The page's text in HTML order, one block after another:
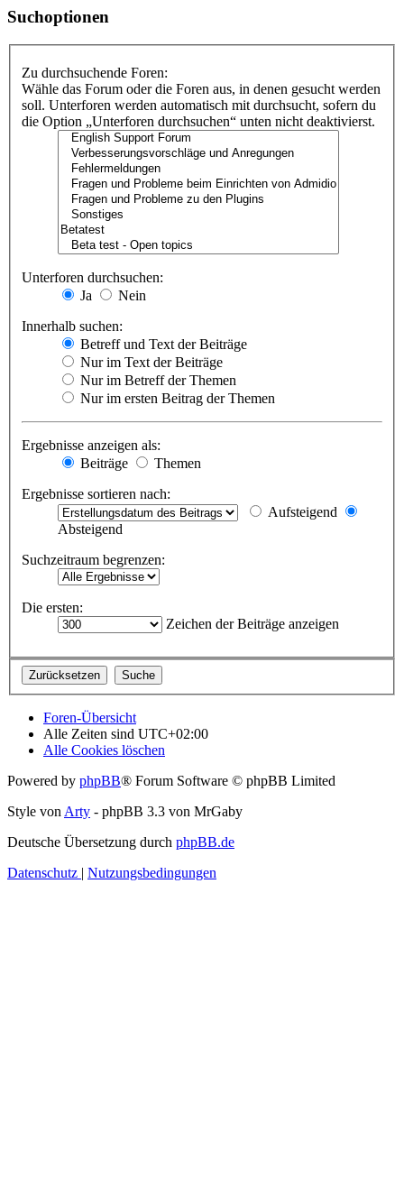
Suchoptionen
Zu durchsuchende Foren:
Wähle das Forum oder die Foren aus, in denen gesucht werden
soll. Unterforen werden automatisch mit durchsucht, sofern du
die Option „Unterforen durchsuchen“ unten nicht deaktivierst.
Unterforen durchsuchen:
Ja
Nein
Innerhalb suchen:
Betreff und Text der Beiträge
Nur im Text der Beiträge
Nur im Betreff der Themen
Nur im ersten Beitrag der Themen
Ergebnisse anzeigen als:
Beiträge
Themen
Ergebnisse sortieren nach:
Aufsteigend
Absteigend
Suchzeitraum begrenzen:
Die ersten:
Zeichen der Beiträge anzeigen
Foren-Übersicht
Alle Zeiten sind UTC+02:00
Alle Cookies löschen
Powered by phpBB® Forum Software © phpBB Limited
Style von Arty - phpBB 3.3 von MrGaby
Deutsche Übersetzung durch phpBB.de
Datenschutz | Nutzungsbedingungen